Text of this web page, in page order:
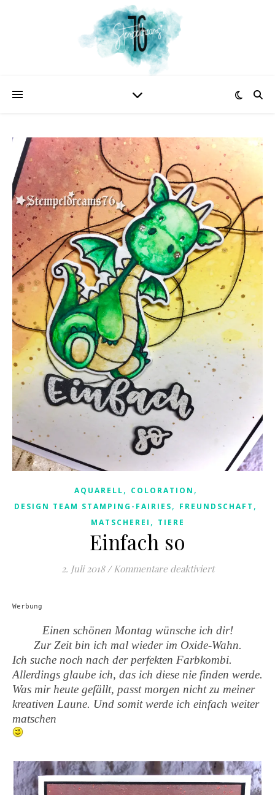
AQUARELL, COLORATION ,
DESIGN TEAM STAMPING-FAIRIES, FREUNDSCHAFT ,
MATSCHEREI , TIERE
Einfach so
2. Juli 2018 / Kommentare deaktiviertfür Einfach so
Werbung
Einen schönen Montag wünsche ich dir!
Zur Zeit bin ich mal wieder im Oxide-Wahn.
Ich suche noch nach der perfekten Farbkombi.
Allerdings glaube ich, das ich diese nie finden werde.
Was mir heute gefällt, passt morgen nicht zu meiner
kreativen Laune. Und somit werde ich einfach weiter
matschen